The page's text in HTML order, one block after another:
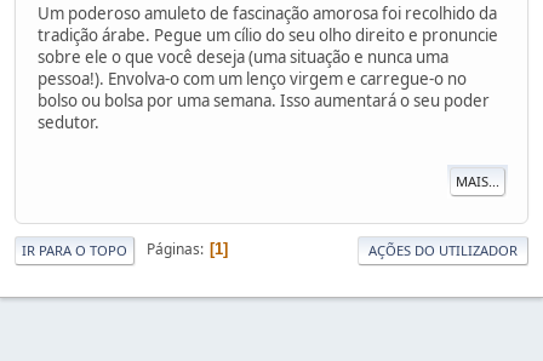
Um poderoso amuleto de fascinação amorosa foi recolhido da
tradição árabe. Pegue um cílio do seu olho direito e pronuncie
sobre ele o que você deseja (uma situação e nunca uma
pessoa!). Envolva-o com um lenço virgem e carregue-o no
bolso ou bolsa por uma semana. Isso aumentará o seu poder
sedutor.
MAIS...
IR PARA O TOPO Páginas 1 AÇÕES DO UTILIZADOR